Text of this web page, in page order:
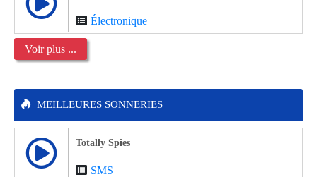
Électronique
Voir plus ...
MEILLEURES SONNERIES
Totally Spies
SMS